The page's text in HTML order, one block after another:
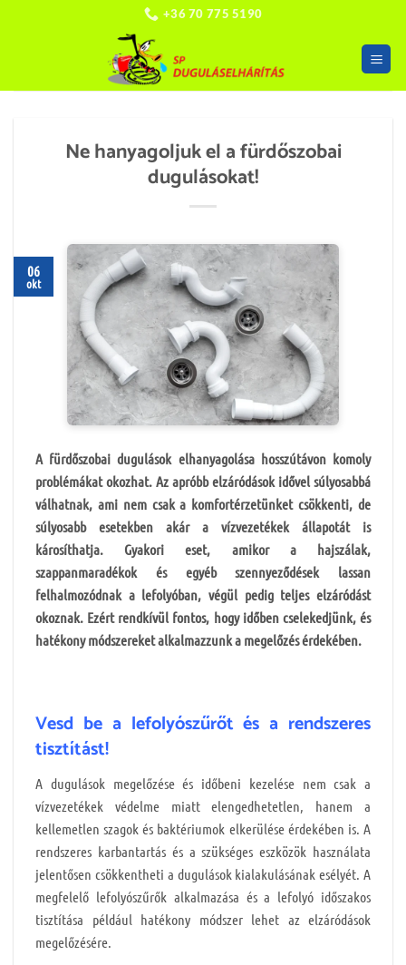
+36 70 775 5190
Ne hanyagoljuk el a fürdőszobai
dugulásokat!
06
okt
A fürdőszobai dugulások elhanyagolása hosszútávon komoly
problémákat okozhat. Az apróbb elzáródások idővel súlyosabbá
válhatnak, ami nem csak a komfortérzetünket csökkenti, de
súlyosabb esetekben akár a vízvezetékek állapotát is
károsíthatja. Gyakori eset, amikor a hajszálak,
szappanmaradékok és egyéb szennyeződések lassan
felhalmozódnak a lefolyóban, végül pedig teljes elzáródást
okoznak. Ezért rendkívül fontos, hogy időben cselekedjünk, és
hatékony módszereket alkalmazzunk a megelőzés érdekében.
Vesd be a lefolyószűrőt és a rendszeres
tisztítást!
A dugulások megelőzése és időbeni kezelése nem csak a
vízvezetékek védelme miatt elengedhetetlen, hanem a
kellemetlen szagok és baktériumok elkerülése érdekében is. A
rendszeres karbantartás és a szükséges eszközök használata
jelentősen csökkentheti a dugulások kialakulásának esélyét. A
megfelelő lefolyószűrők alkalmazása és a lefolyó időszakos
tisztítása például hatékony módszer lehet az elzáródások
megelőzésére.